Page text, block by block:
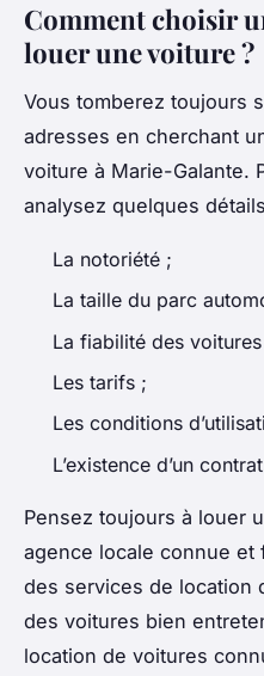
Comment choisir
louer une voiture ?
Vous tomberez toujours
adresses en cherchant
voiture à Marie-Galante.
analysez quelques
La notoriété ;
La taille du parc
La fiabilité des
Les tarifs ;
Les conditions
L’existence d’un
Pensez toujours à louer
agence locale connue et
des services de location
des voitures bien
location de voitures